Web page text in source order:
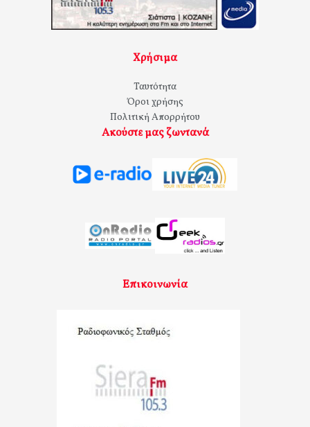
Χρήσιμα
Ταυτότητα
Όροι χρήσης
Πολιτική Απορρήτου
Ακούστε μας ζωντανά
Επικοινωνία